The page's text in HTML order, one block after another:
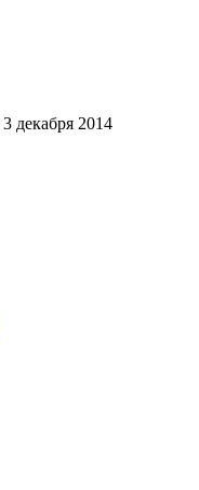
3 декабря 2014